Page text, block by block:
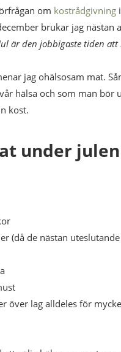
om kostrådgivning i
brukar jag nästan
är den jobbigaste tiden
jag ohälsosam mat.
hälsa och som man bör
kost.
under
(då de nästan
över lag alldeles för